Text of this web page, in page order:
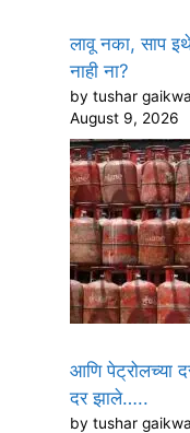
लावू नका, साप
नाही ना?
by tushar
August 9, 2026
आणि पेट्रोलच्या
दर झाले…..
by tushar